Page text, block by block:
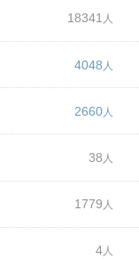
18341
4048
2660
38
1779
4